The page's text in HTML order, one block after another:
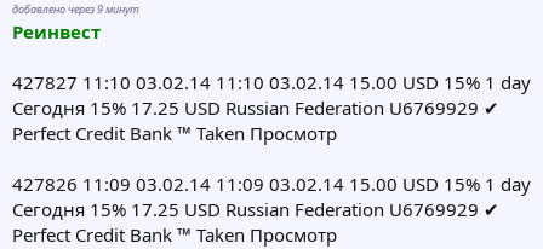
добавлено через 9 минут
Реинвест
427827 11:10 03.02.14 11:10 03.02.14 15.00 USD 15% 1 day
Сегодня 15% 17.25 USD Russian Federation U6769929 ✔
Perfect Credit Bank ™ Taken Просмотр
427826 11:09 03.02.14 11:09 03.02.14 15.00 USD 15% 1 day
Сегодня 15% 17.25 USD Russian Federation U6769929 ✔
Perfect Credit Bank ™ Taken Просмотр